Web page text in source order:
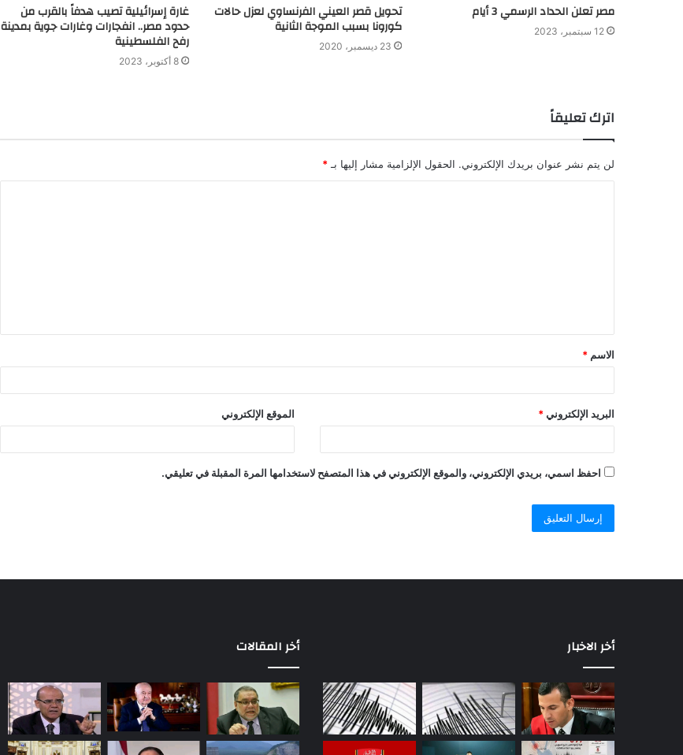
مصر تعلن الحداد الرسمي 3 أيام
12 سبتمبر، 2023
تحويل قصر العيني الفرنساوي لعزل حالات
كورونا بسبب الموجة الثانية
23 ديسمبر، 2020
غارة إسرائيلية تصيب هدفاً بالقرب من
حدود مصر.. انفجارات وغارات جوية بمدينة
رفح الفلسطينية
8 أكتوبر، 2023
اترك تعليقاً
لن يتم نشر عنوان بريدك الإلكتروني. الحقول الإلزامية مشار إليها بـ *
الاسم *
البريد الإلكتروني * الموقع الإلكتروني
احفظ اسمي، بريدي الإلكتروني، والموقع الإلكتروني في هذا المتصفح لاستخدامها المرة المقبلة في تعليقي.
أخر الاخبار أخر المقالات
«مبيردش
على
التليفون»..
اختفاء
بعد
إخلاء
سبيله..
دفاع